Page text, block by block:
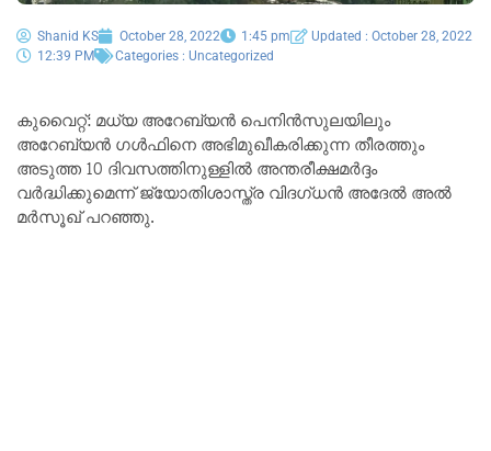
Shanid KS October 28, 2022 1:45 pm
Updated : October 28, 2022
12:39 PM
Categories : Uncategorized
കുവൈറ്റ്: മധ്യ അറേബ്യൻ പെനിൻസുലയിലും
അറേബ്യൻ ഗൾഫിനെ അഭിമുഖീകരിക്കുന്ന തീരത്തും
അടുത്ത 10 ദിവസത്തിനുള്ളിൽ അന്തരീക്ഷമർദ്ദം
വർദ്ധിക്കുമെന്ന് ജ്യോതിശാസ്ത്ര വിദഗ്ധൻ അദേൽ അൽ
മർസൂഖ് പറഞ്ഞു.